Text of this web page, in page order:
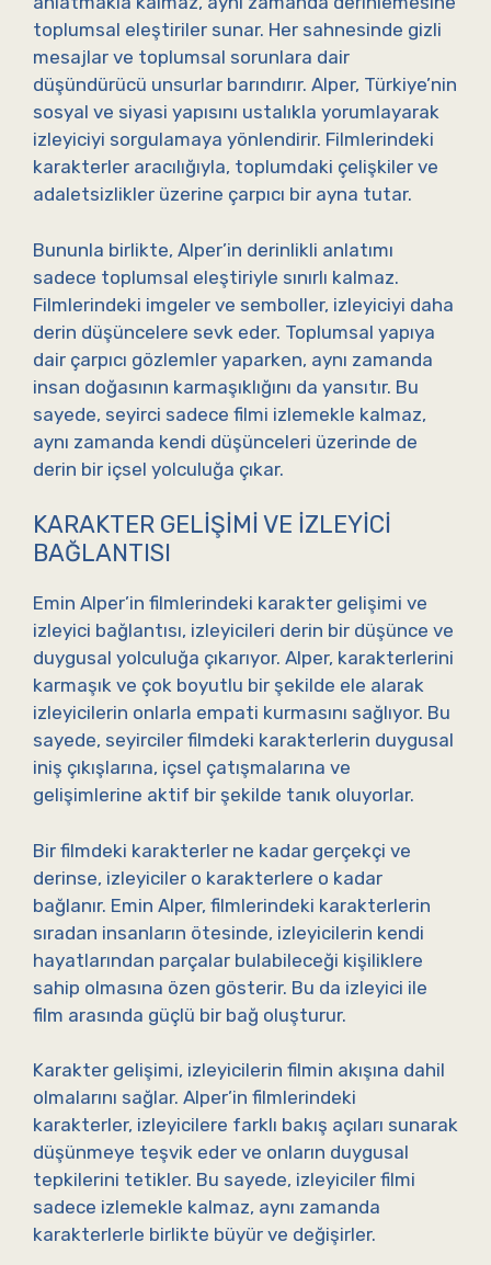
toplumsal eleştiriler sunar. Her sahnesinde gizli
mesajlar ve toplumsal sorunlara dair
düşündürücü unsurlar barındırır. Alper, Türkiye’nin
sosyal ve siyasi yapısını ustalıkla yorumlayarak
izleyiciyi sorgulamaya yönlendirir. Filmlerindeki
karakterler aracılığıyla, toplumdaki çelişkiler ve
adaletsizlikler üzerine çarpıcı bir ayna tutar.
Bununla birlikte, Alper’in derinlikli anlatımı
sadece toplumsal eleştiriyle sınırlı kalmaz.
Filmlerindeki imgeler ve semboller, izleyiciyi daha
derin düşüncelere sevk eder. Toplumsal yapıya
dair çarpıcı gözlemler yaparken, aynı zamanda
insan doğasının karmaşıklığını da yansıtır. Bu
sayede, seyirci sadece filmi izlemekle kalmaz,
aynı zamanda kendi düşünceleri üzerinde de
derin bir içsel yolculuğa çıkar.
KARAKTER GELIŞIMI VE İZLEYICI
BAĞLANTISI
Emin Alper’in filmlerindeki karakter gelişimi ve
izleyici bağlantısı, izleyicileri derin bir düşünce ve
duygusal yolculuğa çıkarıyor. Alper, karakterlerini
karmaşık ve çok boyutlu bir şekilde ele alarak
izleyicilerin onlarla empati kurmasını sağlıyor. Bu
sayede, seyirciler filmdeki karakterlerin duygusal
iniş çıkışlarına, içsel çatışmalarına ve
gelişimlerine aktif bir şekilde tanık oluyorlar.
Bir filmdeki karakterler ne kadar gerçekçi ve
derinse, izleyiciler o karakterlere o kadar
bağlanır. Emin Alper, filmlerindeki karakterlerin
sıradan insanların ötesinde, izleyicilerin kendi
hayatlarından parçalar bulabileceği kişiliklere
sahip olmasına özen gösterir. Bu da izleyici ile
film arasında güçlü bir bağ oluşturur.
Karakter gelişimi, izleyicilerin filmin akışına dahil
olmalarını sağlar. Alper’in filmlerindeki
karakterler, izleyicilere farklı bakış açıları sunarak
düşünmeye teşvik eder ve onların duygusal
tepkilerini tetikler. Bu sayede, izleyiciler filmi
sadece izlemekle kalmaz, aynı zamanda
karakterlerle birlikte büyür ve değişirler.